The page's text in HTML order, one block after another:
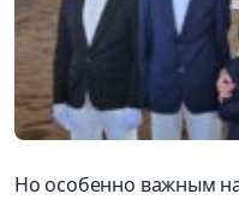
Но особенно важным